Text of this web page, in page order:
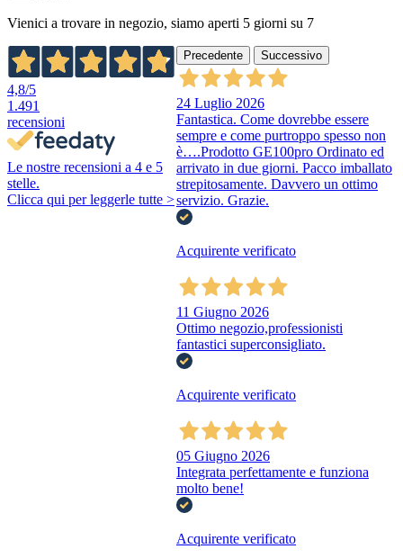
Vienici a trovare in negozio, siamo aperti 5 giorni su 7
4,8/5
1.491
recensioni
Le nostre recensioni a 4 e 5
stelle.
Clicca qui per leggerle tutte >
Precedente Successivo
24 Luglio 2026
Fantastica. Come dovrebbe essere
sempre e come purtroppo spesso non
è….Prodotto GE100pro Ordinato ed
arrivato in due giorni. Pacco imballato
strepitosamente. Davvero un ottimo
servizio. Grazie.
Acquirente verificato
11 Giugno 2026
Ottimo negozio,professionisti
fantastici superconsigliato.
Acquirente verificato
05 Giugno 2026
Integrata perfettamente e funziona
molto bene!
Acquirente verificato